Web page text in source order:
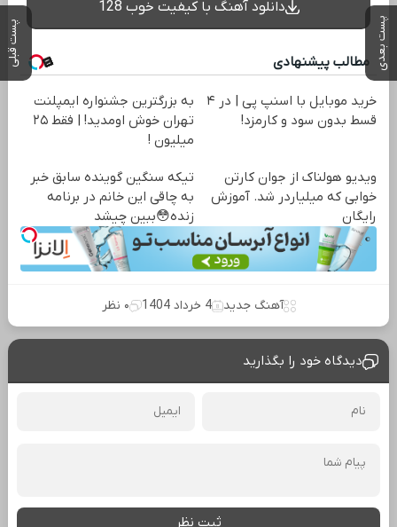
پست بعدی پست قبلی
دانلود آهنگ با کیفیت خوب 128
مطالب پیشنهادی
خرید موبایل با اسنپ پی | در ۴
قسط بدون سود و کارمزد!
به بزرگترین جشنواره ایمپلنت
تهران خوش اومدید! | فقط ۲۵
میلیون !
ویدیو هولناک از جوان کارتن
خوابی که میلیاردر شد. آموزش
رایگان
تیکه سنگین گوینده سابق خبر
به چاقی این خانم در برنامه
زنده😳ببین چیشد
آهنگ جدید 4 خرداد 1404 ۰ نظر
دیدگاه خود را بگذارید
ثبت نظر